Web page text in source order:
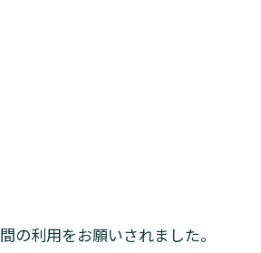
の利用をお願いされました。